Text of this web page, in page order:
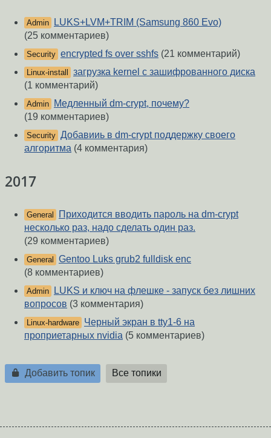
Admin
LUKS+LVM+TRIM (Samsung 860 Evo)
(25 комментариев)
Security encrypted fs over sshfs (21 комментарий)
Linux-install
загрузка kernel с зашифрованного диска
(1 комментарий)
Admin
Медленный dm-crypt, почему?
(19 комментариев)
Security Добавииь в dm-crypt поддержку своего
алгоритма (4 комментария)
2017
General
Приходится вводить пароль на dm-crypt
несколько раз, надо сделать один раз.
(29 комментариев)
General Gentoo Luks grub2 fulldisk enc
(8 комментариев)
Admin
LUKS и ключ на флешке - запуск без лишних
вопросов (3 комментария)
Linux-hardware Черный экран в tty1-6 на
проприетарных nvidia (5 комментариев)
Добавить топик Все топики